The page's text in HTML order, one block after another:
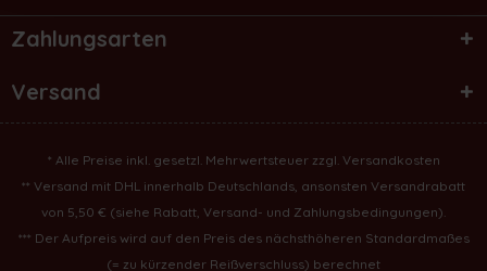
Zahlungsarten
Versand
* Alle Preise inkl. gesetzl. Mehrwertsteuer zzgl. Versandkosten
** Versand mit DHL innerhalb Deutschlands, ansonsten Versandrabatt
von 5,50 € (siehe Rabatt, Versand- und Zahlungsbedingungen).
*** Der Aufpreis wird auf den Preis des nächsthöheren Standardmaßes
(= zu kürzender Reißverschluss) berechnet